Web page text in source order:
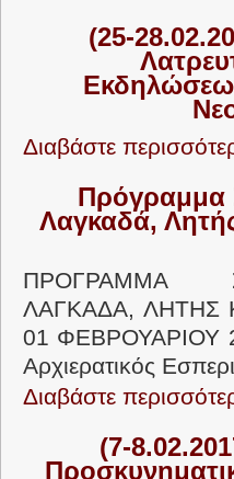
(25-
Διαβάστε
Πρόγραμμα
Λαγκαδά,
ΠΡΟΓΡΑΜΜΑ
ΛΑΓΚΑΔΑ, ΛΗΤΗΣ
01 ΦΕΒΡΟΥΑΡΙΟΥ
Αρχιερατικός
Διαβάστε
(7-